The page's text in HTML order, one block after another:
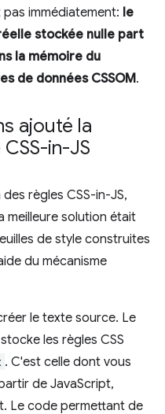
immédiatement: le
stockée nulle part
la mémoire du
de données CSSOM.
ajouté la
in-JS
règles CSS-in-JS,
meilleure solution était
de style construites
du mécanisme
le texte source. Le
les règles CSS
. C'est celle dont vous
de JavaScript,
Le code permettant de